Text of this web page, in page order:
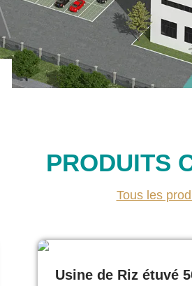
PRODUITS
Tous les
Usine de Riz étuvé